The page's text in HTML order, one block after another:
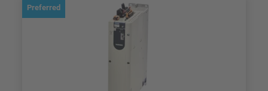
Preferred